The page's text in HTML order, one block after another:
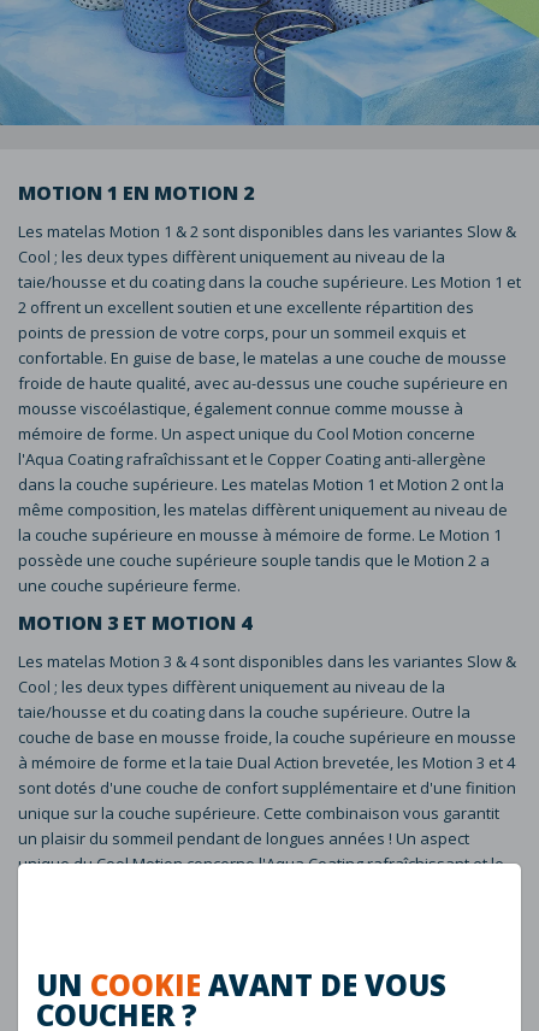
UN COOKIE AVANT DE VOUS
COUCHER ?
MOTION 1 EN MOTION 2
Les matelas Motion 1 & 2 sont disponibles dans les variantes Slow &
Cool ; les deux types diffèrent uniquement au niveau de la
taie/housse et du coating dans la couche supérieure. Les Motion 1 et
2 offrent un excellent soutien et une excellente répartition des
points de pression de votre corps, pour un sommeil exquis et
confortable. En guise de base, le matelas a une couche de mousse
froide de haute qualité, avec au-dessus une couche supérieure en
mousse viscoélastique, également connue comme mousse à
mémoire de forme. Un aspect unique du Cool Motion concerne
l'Aqua Coating rafraîchissant et le Copper Coating anti-allergène
dans la couche supérieure. Les matelas Motion 1 et Motion 2 ont la
même composition, les matelas diffèrent uniquement au niveau de
la couche supérieure en mousse à mémoire de forme. Le Motion 1
possède une couche supérieure souple tandis que le Motion 2 a
une couche supérieure ferme.
MOTION 3 ET MOTION 4
Les matelas Motion 3 & 4 sont disponibles dans les variantes Slow &
Cool ; les deux types diffèrent uniquement au niveau de la
taie/housse et du coating dans la couche supérieure. Outre la
couche de base en mousse froide, la couche supérieure en mousse
à mémoire de forme et la taie Dual Action brevetée, les Motion 3 et 4
sont dotés d'une couche de confort supplémentaire et d'une finition
unique sur la couche supérieure. Cette combinaison vous garantit
un plaisir du sommeil pendant de longues années ! Un aspect
unique du Cool Motion concerne l'Aqua Coating rafraîchissant et le
possède des couches intermédiaire et supérieure souples tandis
que le Motion 4 a des couches intermédiaire et supérieure fermes.